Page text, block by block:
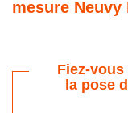
mesure Neuvy
Fiez-
la pose